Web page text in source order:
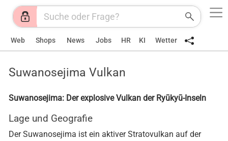
Web Shops News Jobs HR KI Wetter
Suwanosejima Vulkan
Suwanosejima: Der explosive Vulkan der Ryūkyū-Inseln
Lage und Geografie
Der Suwanosejima ist ein aktiver Stratovulkan auf der